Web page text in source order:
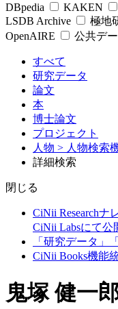
DBpedia
KAKEN
LSDB Archive
極地
OpenAIRE
公共デ
すべて
研究データ
論文
本
博士論文
プロジェクト
人物 > 人物検索
詳細検索
閉じる
CiNii Researchナ
CiNii Labsにて公
「研究データ」
CiNii Books機能
鬼塚 健一